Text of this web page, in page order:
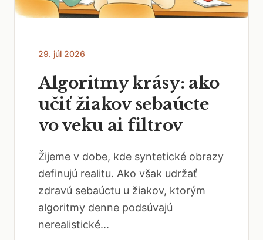
29. júl 2026
Algoritmy krásy: ako
učiť žiakov sebaúcte
vo veku ai filtrov
Žijeme v dobe, kde syntetické obrazy
definujú realitu. Ako však udržať
zdravú sebaúctu u žiakov, ktorým
algoritmy denne podsúvajú
nerealistické...